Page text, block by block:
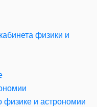
физики и
физике и астрономии